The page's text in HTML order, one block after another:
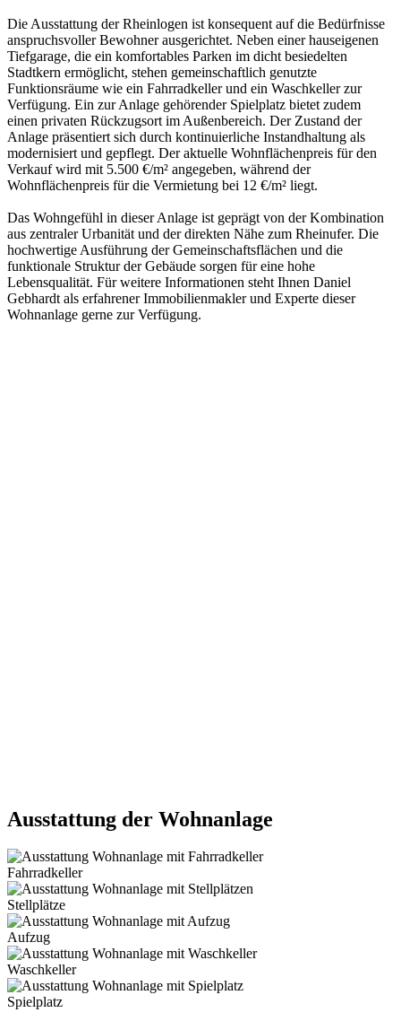
Die Ausstattung der Rheinlogen ist konsequent auf die Bedürfnisse
anspruchsvoller Bewohner ausgerichtet. Neben einer hauseigenen
Tiefgarage, die ein komfortables Parken im dicht besiedelten
Stadtkern ermöglicht, stehen gemeinschaftlich genutzte
Funktionsräume wie ein Fahrradkeller und ein Waschkeller zur
Verfügung. Ein zur Anlage gehörender Spielplatz bietet zudem
einen privaten Rückzugsort im Außenbereich. Der Zustand der
Anlage präsentiert sich durch kontinuierliche Instandhaltung als
modernisiert und gepflegt. Der aktuelle Wohnflächenpreis für den
Verkauf wird mit 5.500 €/m² angegeben, während der
Wohnflächenpreis für die Vermietung bei 12 €/m² liegt.
Das Wohngefühl in dieser Anlage ist geprägt von der Kombination
aus zentraler Urbanität und der direkten Nähe zum Rheinufer. Die
hochwertige Ausführung der Gemeinschaftsflächen und die
funktionale Struktur der Gebäude sorgen für eine hohe
Lebensqualität. Für weitere Informationen steht Ihnen Daniel
Gebhardt als erfahrener Immobilienmakler und Experte dieser
Wohnanlage gerne zur Verfügung.
Ausstattung der Wohnanlage
Fahrradkeller
Stellplätze
Aufzug
Waschkeller
Spielplatz